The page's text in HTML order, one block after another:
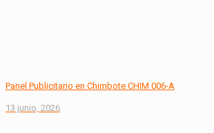
Panel Publicitario en Chimbote CHIM 006-A
13 junio, 2026